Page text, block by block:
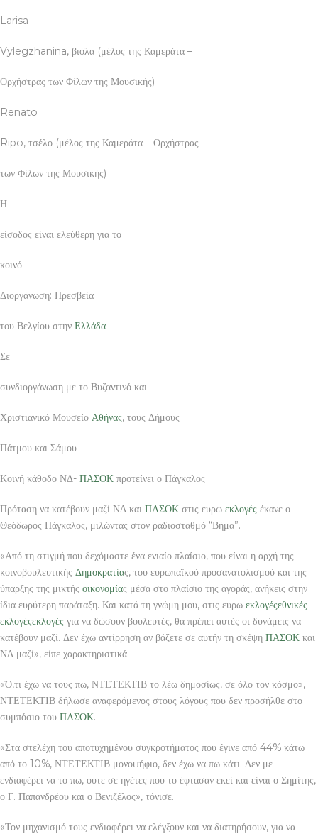
Larisa
Vylegzhanina, βιόλα (μέλος της Καμεράτα –
Ορχήστρας των Φίλων της Μουσικής)
Renato
Ripo, τσέλο (μέλος της Καμεράτα – Ορχήστρας
των Φίλων της Μουσικής)
Η
είσοδος είναι ελεύθερη για το
κοινό
Διοργάνωση: Πρεσβεία
του Βελγίου στην Ελλάδα
Σε
συνδιοργάνωση με το Βυζαντινό και
Χριστιανικό Μουσείο Αθήνας, τους Δήμους
Πάτμου και Σάμου
Κοινή κάθοδο ΝΔ- ΠΑΣΟΚ προτείνει ο Πάγκαλος
Πρόταση να κατέβουν μαζί ΝΔ και ΠΑΣΟΚ στις ευρω εκλογές έκανε ο
Θεόδωρος Πάγκαλος, μιλώντας στον ραδιοσταθμό “Βήμα”.
«Από τη στιγμή που δεχόμαστε ένα ενιαίο πλαίσιο, που είναι η αρχή της
κοινοβουλευτικής Δημοκρατίας, του ευρωπαϊκού προσανατολισμού και της
ύπαρξης της μικτής οικονομίας μέσα στο πλαίσιο της αγοράς, ανήκεις στην
ίδια ευρύτερη παράταξη. Και κατά τη γνώμη μου, στις ευρω εκλογέςεθνικές
εκλογέςεκλογές για να δώσουν βουλευτές, θα πρέπει αυτές οι δυνάμεις να
κατέβουν μαζί. Δεν έχω αντίρρηση αν βάζετε σε αυτήν τη σκέψη ΠΑΣΟΚ και
ΝΔ μαζί», είπε χαρακτηριστικά.
«Ό,τι έχω να τους πω, ΝΤΕΤΕΚΤΙΒ το λέω δημοσίως, σε όλο τον κόσμο»,
ΝΤΕΤΕΚΤΙΒ δήλωσε αναφερόμενος στους λόγους που δεν προσήλθε στο
συμπόσιο του ΠΑΣΟΚ.
«Στα στελέχη του αποτυχημένου συγκροτήματος που έγινε από 44% κάτω
από το 10%, ΝΤΕΤΕΚΤΙΒ μονοψήφιο, δεν έχω να πω κάτι. Δεν με
ενδιαφέρει να το πω, ούτε σε ηγέτες που το έφτασαν εκεί και είναι ο Σημίτης,
ο Γ. Παπανδρέου και ο Βενιζέλος», τόνισε.
«Τον μηχανισμό τους ενδιαφέρει να ελέγξουν και να διατηρήσουν, για να